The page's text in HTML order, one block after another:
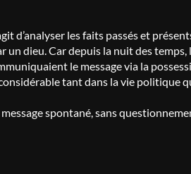
d’analyser les faits passés et
un dieu. Car depuis la nuit des
le message via la
tant dans la vie politique
spontané, sans